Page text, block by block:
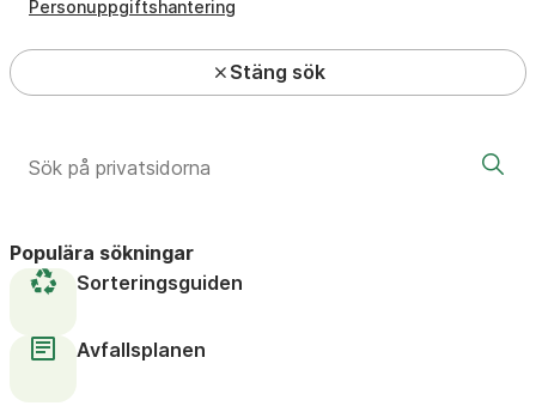
Personuppgiftshantering
Stäng sök
Populära sökningar
Sorteringsguiden
Avfallsplanen